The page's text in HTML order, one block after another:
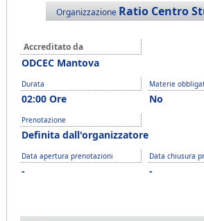
Organizzazione Ratio Centro
Accreditato da
ODCEC Mantova
Durata
02:00 Ore
Materie
No
Prenotazione
Definita dall'organizzatore
Data apertura prenotazioni
-
Data chiusura
-